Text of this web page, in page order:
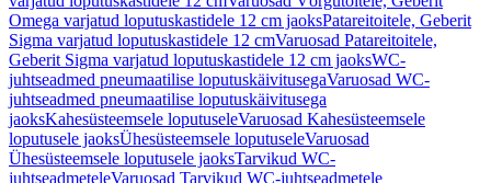
Omega varjatud loputuskastidele 12 cm jaoksPatareitoitele, Geberit
Sigma varjatud loputuskastidele 12 cmVaruosad Patareitoitele,
Geberit Sigma varjatud loputuskastidele 12 cm jaoksWC-
juhtseadmed pneumaatilise loputuskäivitusegaVaruosad WC-
juhtseadmed pneumaatilise loputuskäivitusega
jaoksKahesüsteemsele loputuseleVaruosad Kahesüsteemsele
loputusele jaoksÜhesüsteemsele loputuseleVaruosad
Ühesüsteemsele loputusele jaoksTarvikud WC-
juhtseadmeteleVaruosad Tarvikud WC-juhtseadmetele